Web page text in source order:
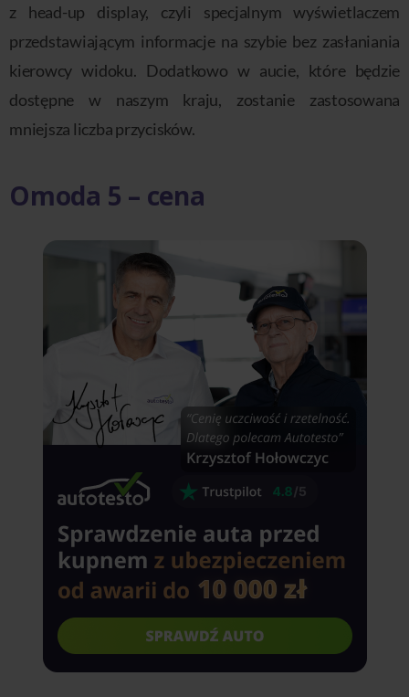
z head-up display, czyli specjalnym wyświetlaczem
przedstawiającym informacje na szybie bez zasłaniania
kierowcy widoku. Dodatkowo w aucie, które będzie
dostępne w naszym kraju, zostanie zastosowana
mniejsza liczba przycisków.
Omoda 5 – cena